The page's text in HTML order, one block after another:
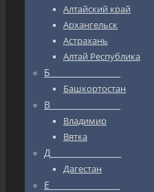
Алтайский край
Архангельск
Астрахань
Алтай Республика
Б_________________
Башкортостан
В_________________
Владимир
Вятка
Д_________________
Дагестан
Е_________________